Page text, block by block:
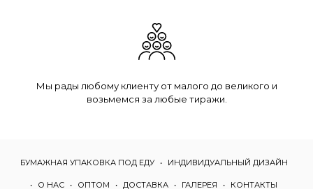
Мы рады любому клиенту от малого до великого и
возьмемся за любые тиражи.
БУМАЖНАЯ УПАКОВКА ПОД ЕДУ ИНДИВИДУАЛЬНЫЙ ДИЗАЙН
О НАС ОПТОМ ДОСТАВКА ГАЛЕРЕЯ КОНТАКТЫ